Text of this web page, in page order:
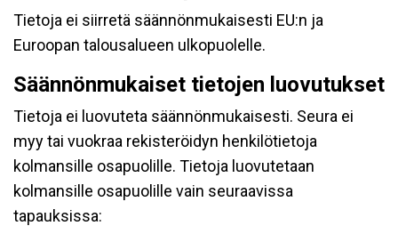
Tietoja ei siirretä säännönmukaisesti EU:n ja
Euroopan talousalueen ulkopuolelle.
Säännönmukaiset tietojen luovutukset
Tietoja ei luovuteta säännönmukaisesti. Seura ei
myy tai vuokraa rekisteröidyn henkilötietoja
kolmansille osapuolille. Tietoja luovutetaan
kolmansille osapuolille vain seuraavissa
tapauksissa: